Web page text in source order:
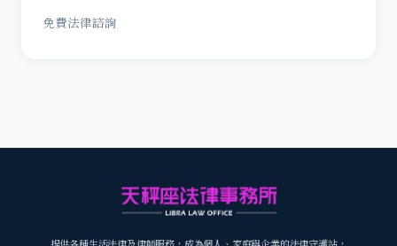
免費法律諮詢